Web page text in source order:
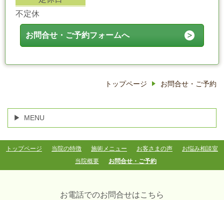
不定休
お問合せ・ご予約フォームへ
トップページ お問合せ・ご予約
MENU
トップページ 当院の特徴 施術メニュー お客さまの声
お悩み相談室
当院概要
お問合せ・ご予約
お電話でのお問合せはこちら